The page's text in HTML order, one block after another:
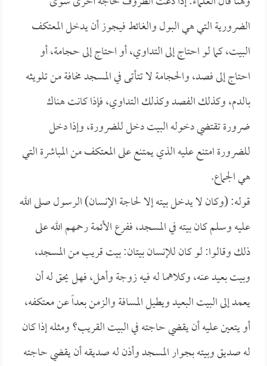
الضرورية التي هي البول والغائط فيجوز أن يدخل المعتكف
البيت، كما لو احتاج إلى التداوي، أو احتاج إلى حجامة، أو
احتاج إلى فصد، والحجامة لا تتأتى في المسجد مخافة من تلويثه
بالدم، وكذلك الفصد وكذلك التداوي، فإذا كانت هناك
ضرورة تقتضي دخوله البيت دخل للضرورة، وإذا دخل
للضرورة امتنع عليه الذي يمتنع على المعتكف من المباشرة التي
هي الجماع.
قوله: (وكان لا يدخل بيته إلا لحاجة الإنسان) الرسول صلى الله
عليه وسلم كان بيته في المسجد، ففرع الأئمة رحمهم الله على
ذلك وقالوا: لو كان للإنسان بيتان: بيت قريب من المسجد،
وبيت بعيد عنه، وكلاهما له فيه زوجة وأهل، فهل يحق له أن
يعمد إلى البيت البعيد ويطيل المسافة والزمن بعداً عن معتكفه،
أو يتعين عليه أن يقضي حاجته في البيت القريب؟ ومثله إذا كان
له صديق وبيته بجوار المسجد وأذن له صديقه أن يقضي حاجته